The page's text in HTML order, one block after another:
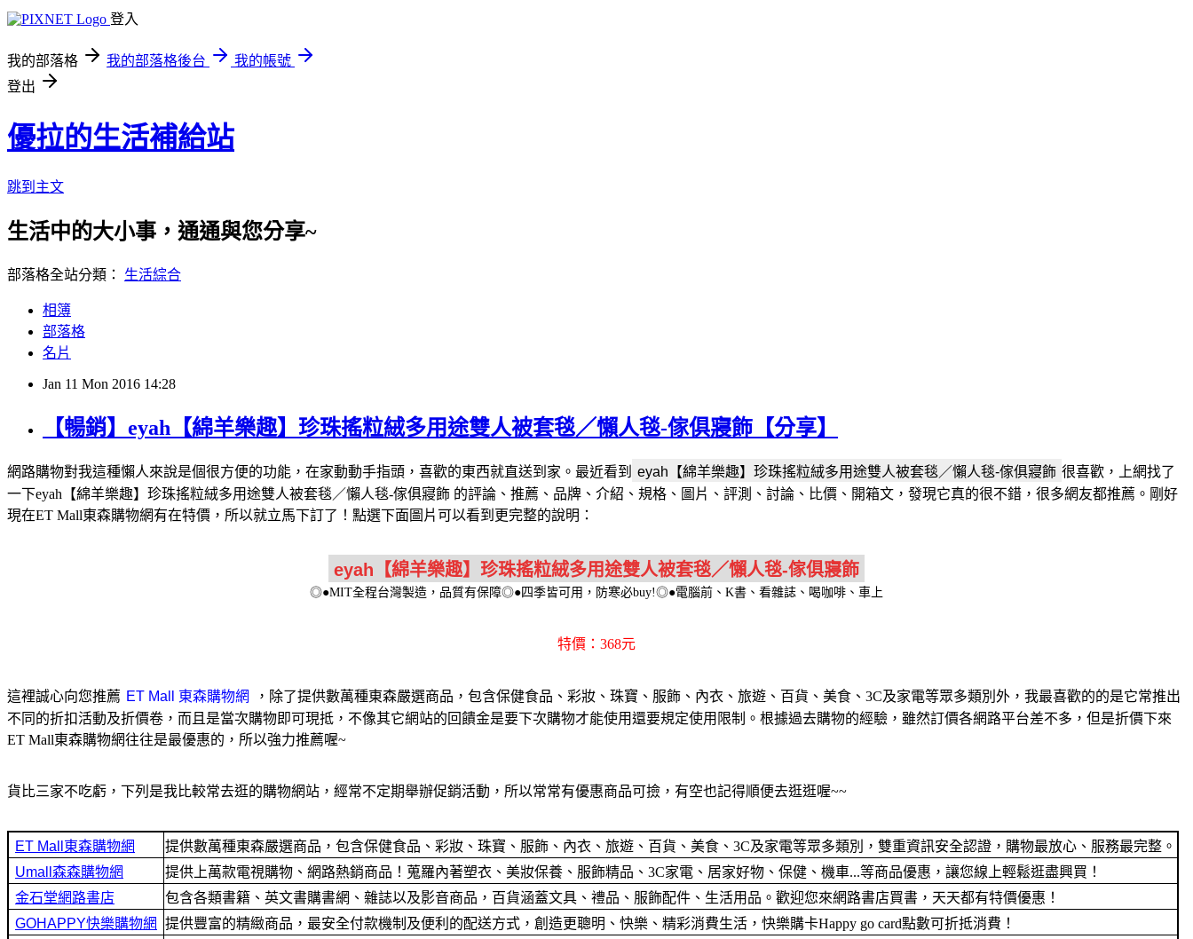
登入
我的部落格 我的部落格後台
我的帳號
登出
優拉的生活補給站
跳到主文
生活中的大小事，通通與您分享~
部落格全站分類： 生活綜合
相簿
部落格
名片
Jan 11 Mon 2016 14:28
【暢銷】eyah【綿羊樂趣】珍珠搖粒絨多用途雙人被套毯／懶人毯-傢俱寢飾【分享】
網路購物對我這種懶人來說是個很方便的功能，在家動動手指頭，喜歡的東西就直送到家。最近看到
很喜歡，上網找了
一下eyah【綿羊樂趣】珍珠搖粒絨多用途雙人被套毯／懶人毯-傢俱寢飾 的評論、推薦、品牌、介紹、規格、圖片、評測、討論、比價、開箱文，發現它真的很不錯，很多網友都推薦。剛好
現在ET Mall東森購物網有在特價，所以就立馬下訂了！點選下面圖片可以看到更完整的說明：
◎●MIT全程台灣製造，品質有保障◎●四季皆可用，防寒必buy!◎●電腦前、K書、看雜誌、喝咖啡、車上
特價：368元
這裡誠心向您推薦
，除了提供數萬種東森嚴選商品，包含保健食品、彩妝、珠寶、服飾、內衣、旅遊、百貨、美食、3C及家電等眾多類別外，我最喜歡的的是它常推出
不同的折扣活動及折價卷，而且是當次購物即可現抵，不像其它網站的回饋金是要下次購物才能使用還要規定使用限制。根據過去購物的經驗，雖然訂價各網路平台差不多，但是折價下來
ET Mall東森購物網往往是最優惠的，所以強力推薦喔~
貨比三家不吃虧，下列是我比較常去逛的購物網站，經常不定期舉辦促銷活動，所以常常有優惠商品可撿，有空也記得順便去逛逛喔~~
提供數萬種東森嚴選商品，包含保健食品、彩妝、珠寶、服飾、內衣、旅遊、百貨、美食、3C及家電等眾多類別，雙重資訊安全認證，購物最放心、服務最完整。
提供上萬款電視購物、網路熱銷商品！蒐羅內著塑衣、美妝保養、服飾精品、3C家電、居家好物、保健、機車...等商品優惠，讓您線上輕鬆逛盡興買！
包含各類書籍、英文書購書網、雜誌以及影音商品，百貨涵蓋文具、禮品、服飾配件、生活用品。歡迎您來網路書店買書，天天都有特價優惠！
提供豐富的精緻商品，最安全付款機制及便利的配送方式，創造更聰明、快樂、精彩消費生活，快樂購卡Happy go card點數可折抵消費！